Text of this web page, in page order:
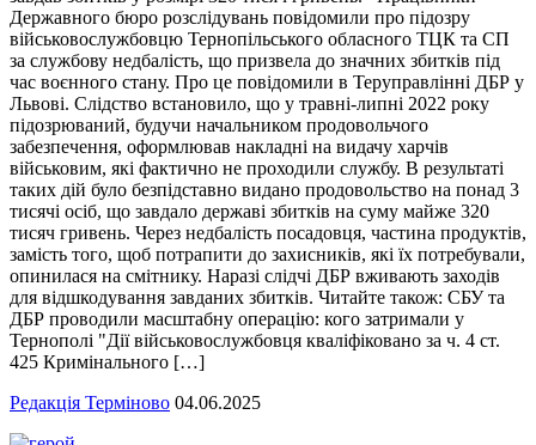
Державного бюро розслідувань повідомили про підозру
військовослужбовцю Тернопільського обласного ТЦК та СП
за службову недбалість, що призвела до значних збитків під
час воєнного стану. Про це повідомили в Теруправлінні ДБР у
Львові. Слідство встановило, що у травні-липні 2022 року
підозрюваний, будучи начальником продовольчого
забезпечення, оформлював накладні на видачу харчів
військовим, які фактично не проходили службу. В результаті
таких дій було безпідставно видано продовольство на понад 3
тисячі осіб, що завдало державі збитків на суму майже 320
тисяч гривень. Через недбалість посадовця, частина продуктів,
замість того, щоб потрапити до захисників, які їх потребували,
опинилася на смітнику. Наразі слідчі ДБР вживають заходів
для відшкодування завданих збитків. Читайте також: СБУ та
ДБР проводили масштабну операцію: кого затримали у
Тернополі "Дії військовослужбовця кваліфіковано за ч. 4 ст.
425 Кримінального […]
Редакція Терміново 04.06.2025